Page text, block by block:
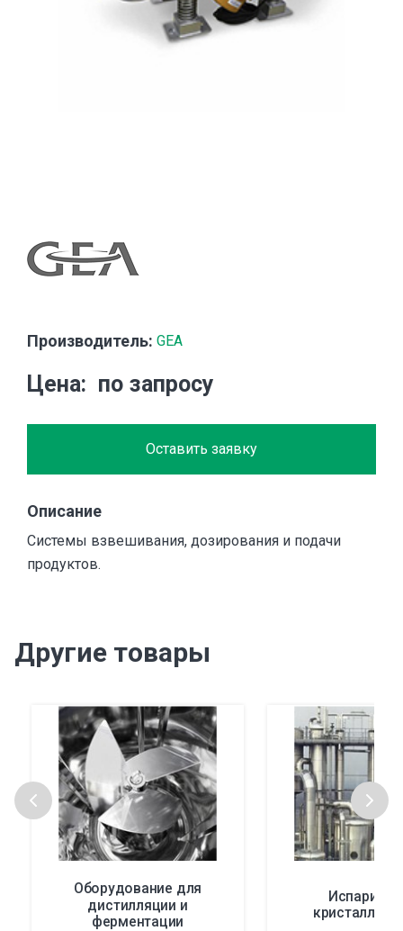
Производитель: GEA
Цена по запросу
Оставить заявку
Описание
Системы взвешивания, дозирования и подачи
продуктов.
Другие товары
Оборудование для
дистилляции и
ферментации